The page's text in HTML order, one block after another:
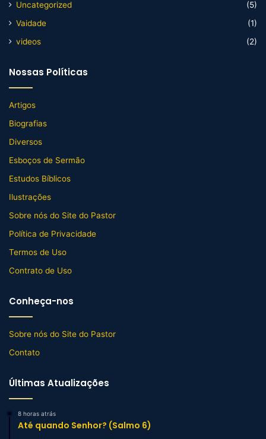
Uncategorized
(5)
Vaidade
(1)
videos
(2)
Nossas Políticas
Artigos
Biografias
Diversos
Esboços de Sermão
Estudos Bíblicos
Ilustrações
Sobre nós do Site do Pastor
Política de Privacidade
Termos de Uso
Contrato de Uso
Conheça-nos
Sobre nós do Site do Pastor
Contato
Últimas Atualizações
8 horas atrás
Até quando Senhor? (Salmo 6)